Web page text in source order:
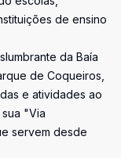
de ensino
da Baía
de Coqueiros,
e atividades ao
"Via
servem desde